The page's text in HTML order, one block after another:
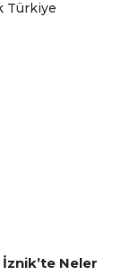
Türkiye
Neler